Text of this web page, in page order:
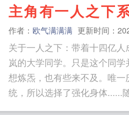
主角有一人之下
作者： 欧气满满满 更新时间：
关于一人之下：带着十四亿
岚的大学同学。只是这个同
想炼炁，也有些来不及。唯
统，所以选择了强化身体......